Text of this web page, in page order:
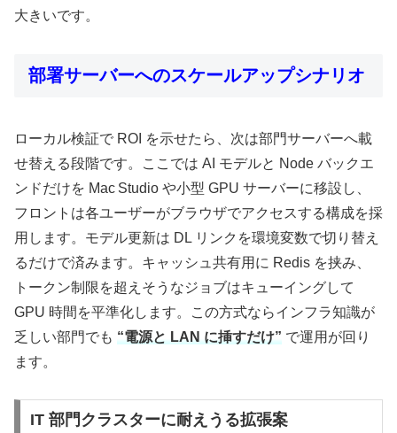
大きいです。
部署サーバーへのスケールアップシナリオ
ローカル検証で ROI を示せたら、次は部門サーバーへ載
せ替える段階です。ここでは AI モデルと Node バックエ
ンドだけを Mac Studio や小型 GPU サーバーに移設し、
フロントは各ユーザーがブラウザでアクセスする構成を採
用します。モデル更新は DL リンクを環境変数で切り替え
るだけで済みます。キャッシュ共有用に Redis を挟み、
トークン制限を超えそうなジョブはキューイングして
GPU 時間を平準化します。この方式ならインフラ知識が
乏しい部門でも “電源と LAN に挿すだけ” で運用が回り
ます。
IT 部門クラスターに耐えうる拡張案